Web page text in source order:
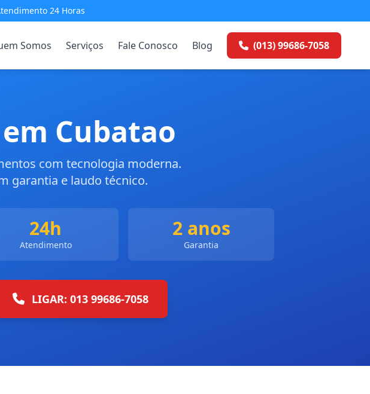
24 Horas
Somos Serviços Fale Conosco Blog (013) 99686-7058
Cubatao
com tecnologia moderna.
garantia e laudo técnico.
24h
Atendimento
2 anos
Garantia
LIGAR: 013 99686-7058